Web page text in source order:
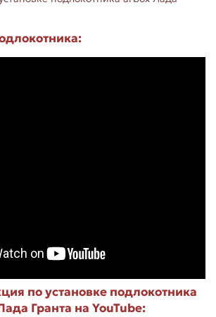
по установке подлокотника
Гранта на YouTube: